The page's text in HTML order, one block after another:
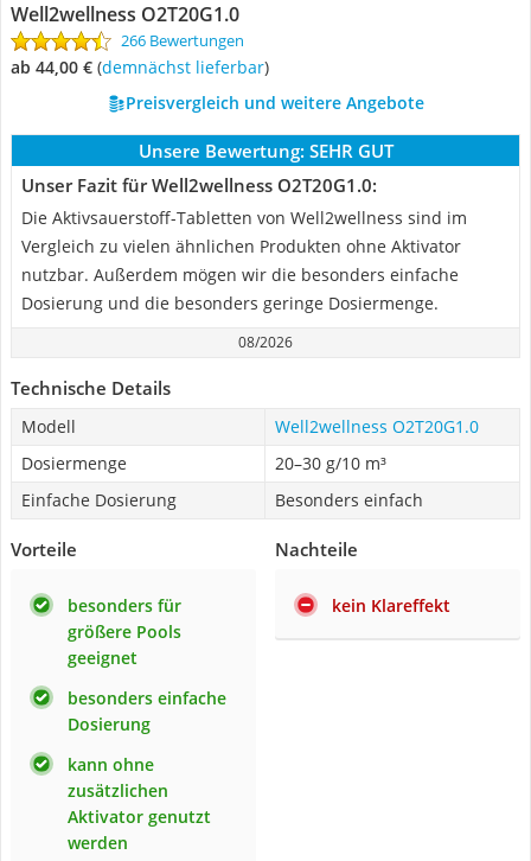
Well2wellness O2T20G1.0
266 Bewertungen
ab 44,00 € ( Demnächst lieferbar)
Preisvergleich und weitere Angebote
Unsere Bewertung: SEHR GUT
Unser Fazit für Well2wellness O2T20G1.0:
Die Aktivsauerstoff-Tabletten von Well2wellness sind im
Vergleich zu vielen ähnlichen Produkten ohne Aktivator
nutzbar. Außerdem mögen wir die besonders einfache
Dosierung und die besonders geringe Dosiermenge.
08/2026
Technische Details
Modell
Well2wellness O2T20G1.0
Dosiermenge
20–30 g/10 m³
Einfache Dosierung
Besonders einfach
Vorteile
besonders für
größere Pools
geeignet
besonders einfache
Dosierung
kann ohne
zusätzlichen
Aktivator genutzt
werden
Nachteile
kein Klareffekt